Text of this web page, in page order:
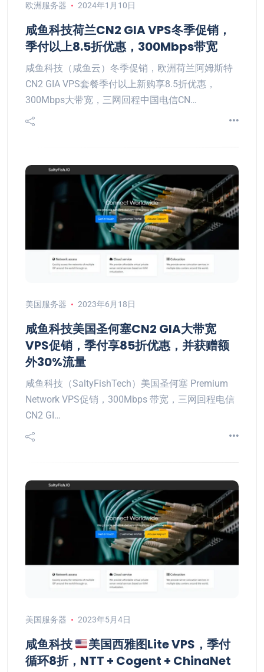
欧洲服务器 2024年1月10日
咸鱼科技荷兰CN2 GIA VPS冬季促销，
季付以上8.5折优惠，300Mbps带宽
咸鱼科技（咸鱼云）冬季促销，欧洲荷兰阿姆斯特
CN2 GIA VPS套餐季付以上新购享8.5折优惠，
300Mbps大带宽，三网回程中国电信CN…
美国服务器 2023年6月18日
咸鱼科技美国圣何塞CN2 GIA大带宽
VPS促销，季付享85折优惠，并获赠额
外30%流量
咸鱼科技（SaltyFishTech）美国圣何塞 Premium
Network VPS促销，300Mbps 带宽，三网回程电信
CN2 GI…
美国服务器 2023年5月4日
咸鱼科技
美国西雅图Lite VPS，季付
循环8折，NTT + Cogent + ChinaNet